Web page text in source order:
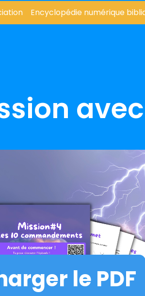
Encyclopédie numérique
Encyclopédie numérique
le PDF